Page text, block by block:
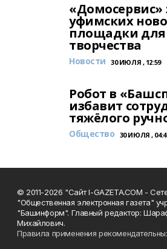
«Домосервис»
уфимских
площадки
творчества
Новости 30 ИЮЛЯ , 12:59
Робот в
избавит
тяжёлого
Общество 30 ИЮЛЯ ,
© 2011-2026 "Сайт I-GAZETA.COM -
"Общественная электронная газета"
"Башинформ". Главный редактор:
Михайлович.
Правила применения